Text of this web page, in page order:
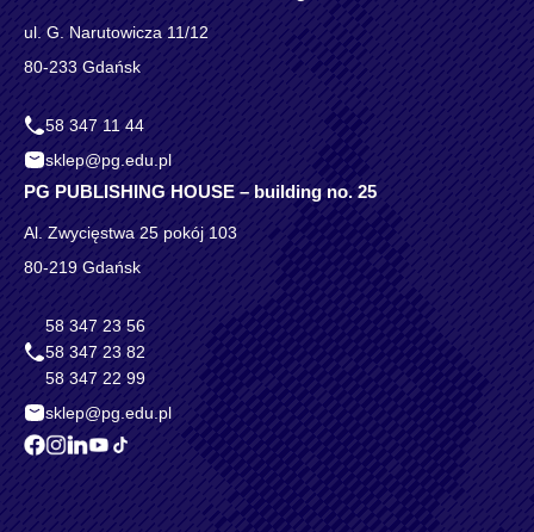
ul. G. Narutowicza 11/12
80-233 Gdańsk
58 347 11 44
sklep@pg.edu.pl
PG PUBLISHING HOUSE – building no. 25
Al. Zwycięstwa 25 pokój 103
80-219 Gdańsk
58 347 23 56
58 347 23 82
58 347 22 99
sklep@pg.edu.pl